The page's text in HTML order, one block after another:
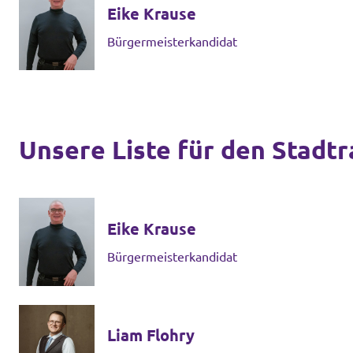
Unsere Events
Deine Spende für Volt!
In Bayern vor Ort
Transparenz
Eike Krause
Bürgermeisterkandidat
Unsere Liste für den
Eike Krause
Bürgermeisterkandidat
Liam Flohry